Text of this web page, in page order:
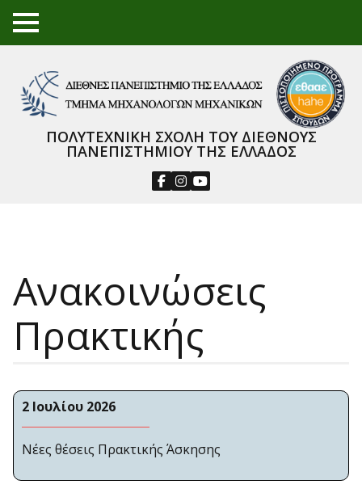
TO
GGL
NU
ΠΟΛΥΤΕΧΝΙΚΗ ΣΧΟΛΗ ΤΟΥ ΔΙΕΘΝΟΥΣ
ΠΑΝΕΠΙΣΤΗΜΙΟΥ ΤΗΣ ΕΛΛΑΔΟΣ
Ανακοινώσεις
Πρακτικής
2 Ιουλίου 2026
Νέες θέσεις Πρακτικής Άσκησης